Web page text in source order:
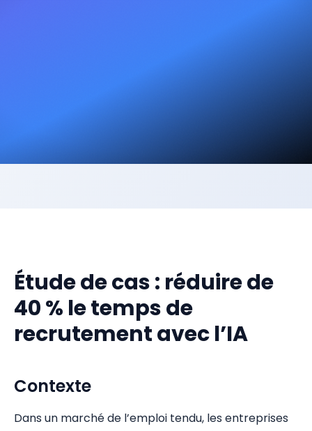
Étude de cas : réduire de
40 % le temps de
recrutement avec l’IA
Contexte
Dans un marché de l’emploi tendu, les entreprises